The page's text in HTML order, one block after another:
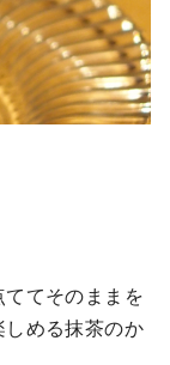
ててそのままを
める抹茶のか